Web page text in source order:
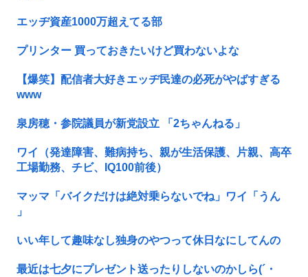
エッヂ資産1000万超えてる部
プリンター 買っておきたいけど買わないよな
【爆笑】配信者大好きエッヂ民達の必死がやばすぎる
www
泉房穂・参院議員が新党設立 「2ちゃんねる」
ワイ（発達障害、難病持ち、親が生活保護、片親、高卒
工場勤務、チビ、IQ100前後）
マッマ「バイクだけは絶対乗らないでね」ワイ「うん
」
いい年して趣味なし独身のやつって休日なにしてんの
最近は七夕にプレゼント送ったりしないのかしら(´・